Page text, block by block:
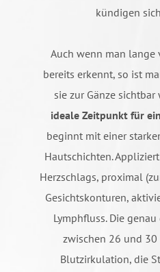
kündigen
Auch wenn man lange
bereits erkennt, so ist
sie zur Gänze
ideale Zeitpunkt für
beginnt mit einer
Hautschichten.
Herzschlags, proximal
Gesichtskonturen,
Lymphfluss. Die
zwischen 26 und
Blutzirkulation, die